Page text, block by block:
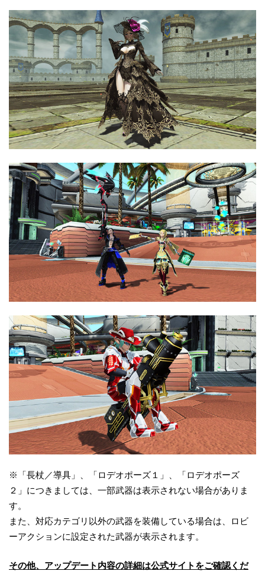
※「長杖／導具」、「ロデオポーズ１」、「ロデオポーズ
２」につきましては、一部武器は表示されない場合がありま
す。
また、対応カテゴリ以外の武器を装備している場合は、ロビ
ーアクションに設定された武器が表示されます。
その他、アップデート内容の詳細は公式サイトをご確認くだ